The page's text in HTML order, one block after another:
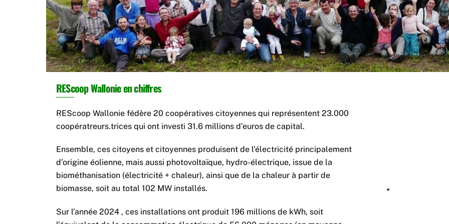
REScoop Wallonie
Fédération wallonne des coopératives citoyennes d’énergie
REScoop Wallonie en chiffres
REScoop Wallonie fédère 20 coopératives citoyennes qui représentent 23.000
coopératreurs.trices qui ont investi 31.6 millions d’euros de capital.
Ensemble, ces citoyens et citoyennes produisent de l’électricité principalement
d’origine éolienne, mais aussi photovoltaïque, hydro-électrique, issue de la
biométhanisation (électricité + chaleur), ainsi que de la chaleur à partir de
biomasse, soit au total 102 MW installés.
Sur l’année 2024 , ces installations ont produit 196 millions de kWh, soit